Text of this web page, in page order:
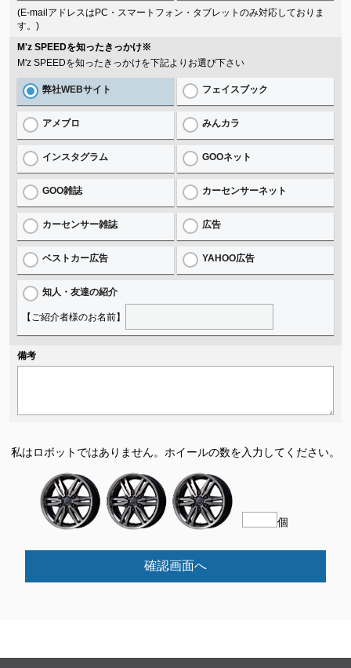
(E-mailアドレスはPC・スマートフォン・タブレットのみ対応しておりま
す。)
M'z SPEEDを知ったきっかけ※
M'z SPEEDを知ったきっかけを下記よりお選び下さい
弊社WEBサイト フェイスブック
アメブロ みんカラ
インスタグラム GOOネット
GOO雑誌 カーセンサーネット
カーセンサー雑誌 広告
ベストカー広告 YAHOO広告
知人・友達の紹介
【ご紹介者様のお名前】
備考
私はロボットではありません。 ホイールの数を入力してください。
個
確認画面へ